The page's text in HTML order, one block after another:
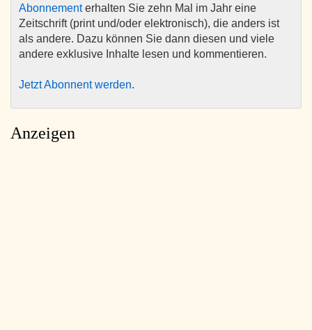
Abonnementerhalten Sie zehn Mal im Jahr eine
Zeitschrift (print und/oder elektronisch), die anders ist
als andere. Dazu können Sie dann diesen und viele
andere exklusive Inhalte lesen und kommentieren.
Jetzt Abonnent werden.
Anzeigen